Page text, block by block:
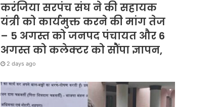
करंजिया सरपंच संघ ने की सहायक
यंत्री को कार्यमुक्त करने की मांग तेज
– 5 अगस्त को जनपद पंचायत और 6
अगस्त को कलेक्टर को सौंपा ज्ञापन,
2 days ago